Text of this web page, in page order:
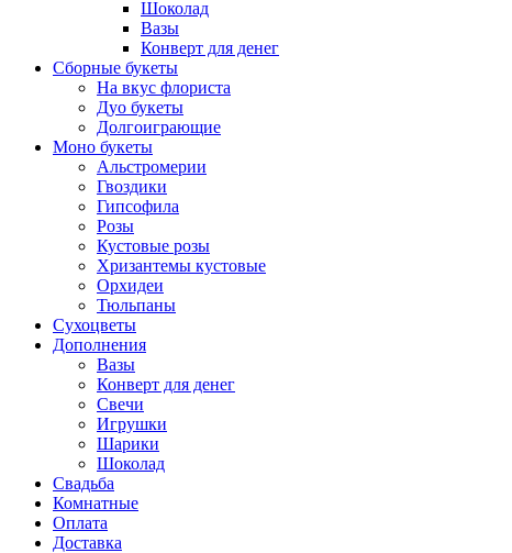
Шоколад
Вазы
Конверт для денег
Сборные букеты
На вкус флориста
Дуо букеты
Долгоиграющие
Моно букеты
Альстромерии
Гвоздики
Гипсофила
Розы
Кустовые розы
Хризантемы кустовые
Орхидеи
Тюльпаны
Сухоцветы
Дополнения
Вазы
Конверт для денег
Свечи
Игрушки
Шарики
Шоколад
Свадьба
Комнатные
Оплата
Доставка